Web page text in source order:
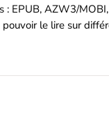
: EPUB, AZW3/
le lire sur